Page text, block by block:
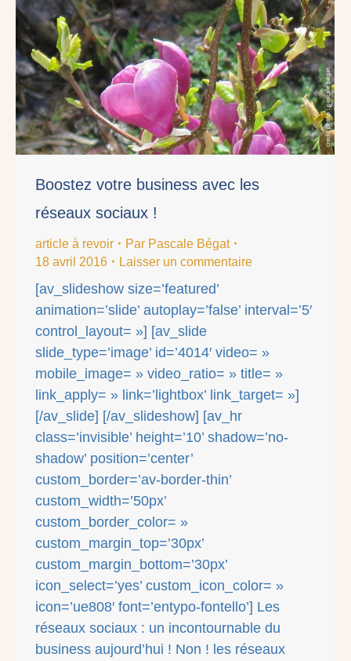
Boostez votre business avec les
réseaux sociaux !
article à revoir Par Pascale Bégat
18 avril 2016
Laisser un commentaire
[av_slideshow size=’featured’
animation=’slide’ autoplay=’false’ interval=’5′
control_layout= »] [av_slide
slide_type=’image’ id=’4014′ video= »
mobile_image= » video_ratio= » title= »
link_apply= » link=’lightbox’ link_target= »]
[/av_slide] [/av_slideshow] [av_hr
class=’invisible’ height=’10’ shadow=’no-
shadow’ position=’center’
custom_border=’av-border-thin’
custom_width=’50px’
custom_border_color= »
custom_margin_top=’30px’
custom_margin_bottom=’30px’
icon_select=’yes’ custom_icon_color= »
icon=’ue808′ font=’entypo-fontello’] Les
réseaux sociaux : un incontournable du
business aujourd’hui ! Non ! les réseaux